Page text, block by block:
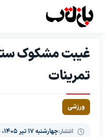
غیبت مشکوک
تمرینات
ورزشی
انتشار:چهارشنبه ۱۷ تیر ۱۴۰۵، ساعت ۱۶:۵۵